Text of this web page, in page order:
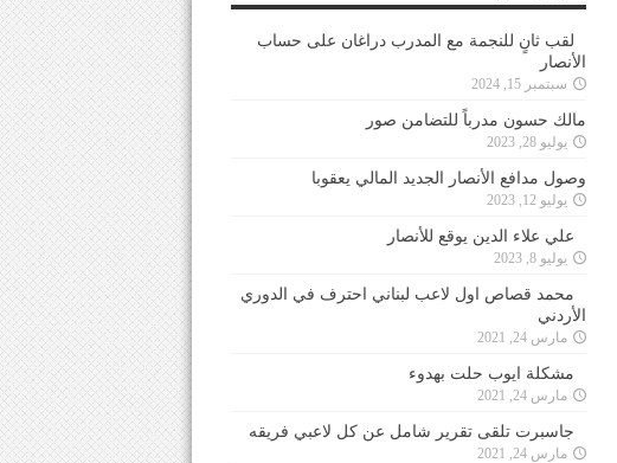
لقب ثانٍ للنجمة مع المدرب دراغان على حساب
الأنصار
سبتمبر 15, 2024
مالك حسون مدرباً للتضامن صور
يوليو 28, 2023
وصول مدافع الأنصار الجديد المالي يعقوبا
يوليو 12, 2023
علي علاء الدين يوقع للأنصار
يوليو 8, 2023
محمد قصاص اول لاعب لبناني احترف في الدوري
الأردني
مارس 24, 2021
مشكلة ايوب حلت بهدوء
مارس 24, 2021
جاسبرت تلقى تقرير شامل عن كل لاعبي فريقه
مارس 24, 2021